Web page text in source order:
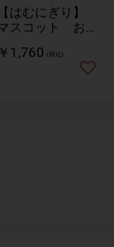
【はむにぎり】
スコット お
￥1,760 (税込)